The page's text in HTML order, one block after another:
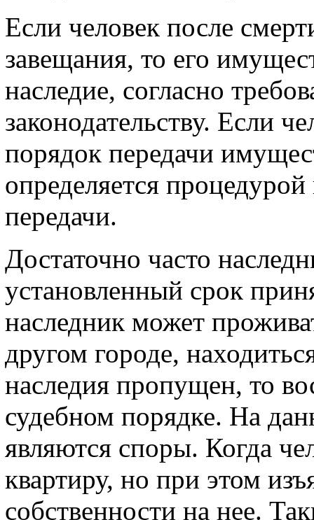
Если человек после
завещания, то его
наследие, согласно
законодательству. Если
порядок передачи
определяется
передачи.
Достаточно часто
установленный срок
наследник может
другом городе,
наследия пропущен, то
судебном порядке. На
являются споры. Когда
квартиру, но при этом
собственности на нее.